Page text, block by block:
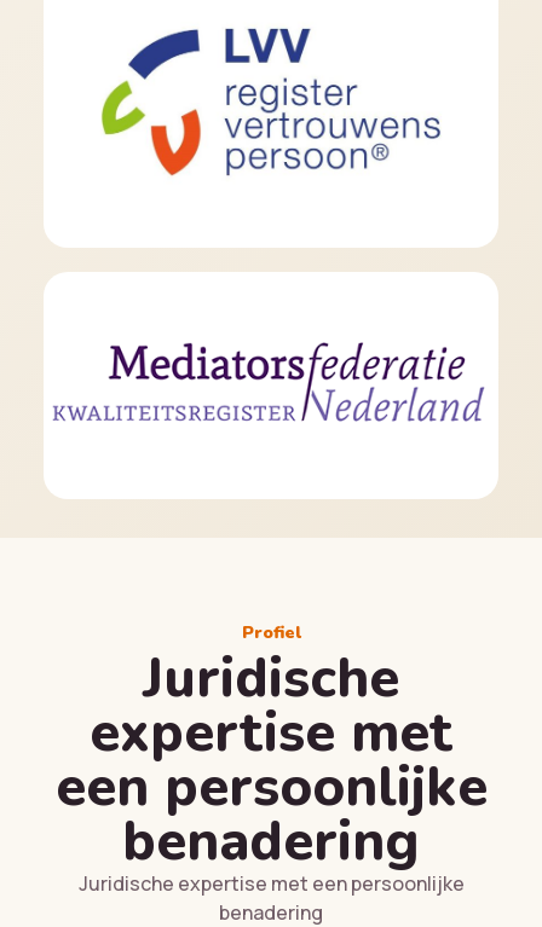
Profiel
Juridische
expertise met
een persoonlijke
benadering
Juridische expertise met een persoonlijke
benadering